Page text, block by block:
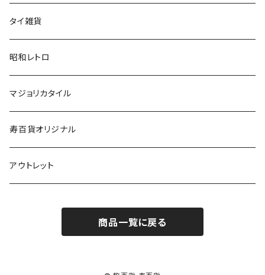
タイ雑貨
昭和レトロ
マジョリカタイル
寿百貨オリジナル
アウトレット
商品一覧に戻る